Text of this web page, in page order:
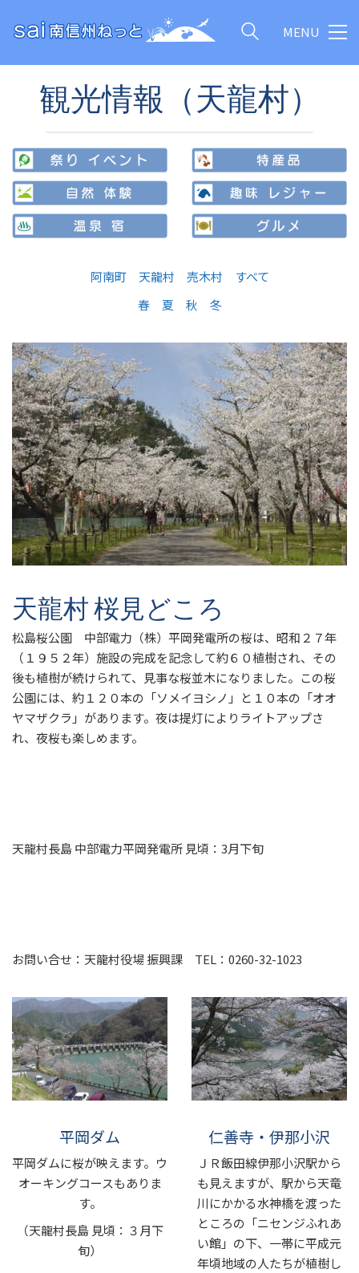
MENU
観光情報（天龍村）
阿南町 天龍村 売木村
すべて
春
夏 秋 冬
天龍村 桜見どころ
松島桜公園 中部電力（株）平岡発電所の桜は、昭和２７年
（１９５２年）施設の完成を記念して約６０植樹され、その
後も植樹が続けられて、見事な桜並木になりました。この桜
公園には、約１２０本の「ソメイヨシノ」と１０本の「オオ
ヤマザクラ」があります。夜は提灯によりライトアップさ
れ、夜桜も楽しめます。
天龍村長島 中部電力平岡発電所 見頃：3月下旬
お問い合せ：天龍村役場 振興課 TEL：0260-32-1023
平岡ダム
平岡ダムに桜が映えます。ウ
オーキングコースもありま
す。
（天龍村長島 見頃：３月下
旬）
仁善寺・伊那小沢
ＪＲ飯田線伊那小沢駅から
も見えますが、駅から天竜
川にかかる水神橋を渡った
ところの「ニセンジふれあ
い館」の下、一帯に平成元
年頃地域の人たちが植樹し